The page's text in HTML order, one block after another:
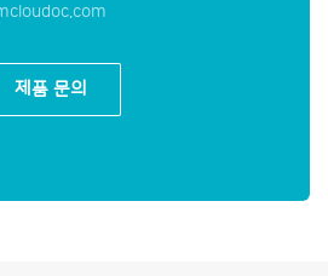
제품 문의